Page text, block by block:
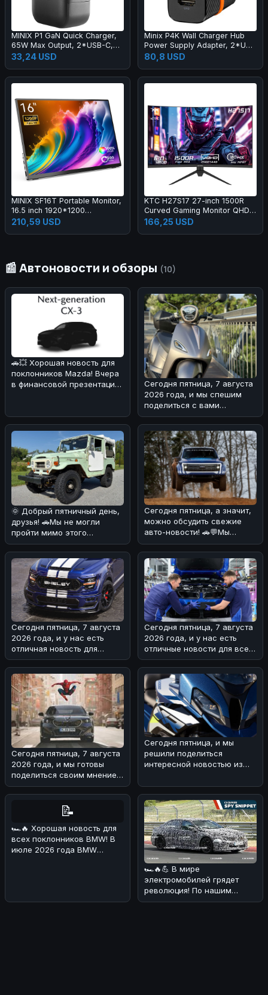
MINIX P1 GaN Quick Charger,
65W Max Output, 2*USB-C,
1*USB-A
33,24 USD
Minix P4K Wall Charger Hub
Power Supply Adapter, 2*USB
3.2, 4K@30Hz UHD Port,
PD60W Fast Charging Type-C
80,8 USD
MINIX SF16T Portable Monitor,
16.5 inch 1920*1200
Touchscreen, 178º Viewing
Angles, 2*Stereo Speakers
210,59 USD
KTC H27S17 27-inch 1500R
Curved Gaming Monitor QHD
2560x1440 16:9 ELED 180Hz
120% sRGB 4000:1 Contrast
Sync USB 2xHDMI2.0 2xDP1.4
Audio Out VESA Mount
166,25 USD
📰 Автоновости и обзоры (10)
🚗💥 Хорошая новость для
поклонников Mazda! Вчера
в финансовой презентации
Сегодня пятница, 7 августа
2026 года, и мы спешим
поделиться с вами
интересной новостью из
мира двух
🌞 Добрый пятничный день,
друзья! 🚗Мы не могли
пройти мимо этого
интересного экземпляра
Toyota Land
Сегодня пятница, а значит,
можно обсудить свежие
авто-новости! 🚗💬Мы
разобрались в ситуации с
Ford
Сегодня пятница, 7 августа
2026 года, и у нас есть
отличная новость для
любителей мощных
автомобилей
Сегодня пятница, 7 августа
2026 года, и у нас есть
отличные новости для всех
поклонников BMW! 🏎На з
Сегодня пятница, 7 августа
2026 года, и мы готовы
поделиться своим мнением
о свежей BMW-новости! 🏎
Н
Сегодня пятница, и мы
решили поделиться
интересной новостью из
туристическом
📝
🏎🔥 Хорошая новость для
всех поклонников BMW! В
июле 2026 года BMW
🏎🔥💪 В мире
электромобилей грядет
революция! По нашим
данным, BMW i3 M получит